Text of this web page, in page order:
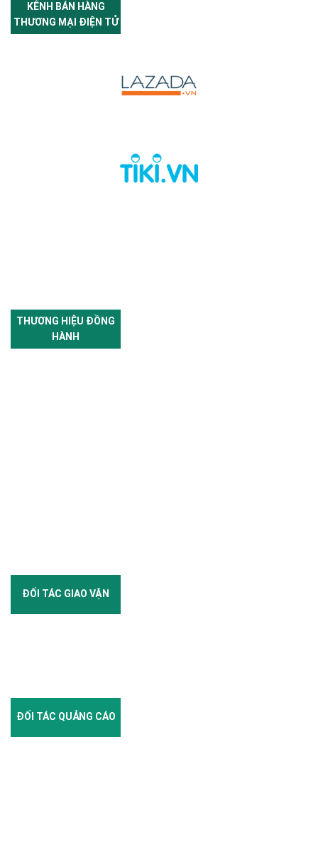
KÊNH BÁN HÀNG
THƯƠNG MẠI ĐIỆN TỬ
THƯƠNG HIỆU ĐỒNG
HÀNH
ĐỐI TÁC GIAO VẬN
ĐỐI TÁC QUẢNG CÁO